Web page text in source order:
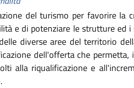
del turismo per favorire la
e di potenziare le strutture ed
diverse aree del territorio
dell'offerta che
alla riqualificazione e